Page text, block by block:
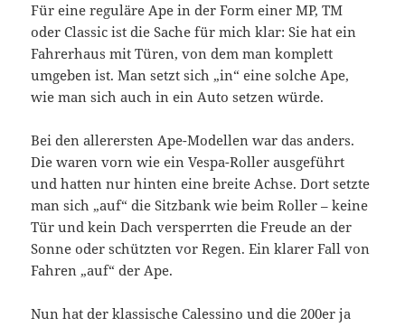
Für eine reguläre Ape in der Form einer MP, TM
oder Classic ist die Sache für mich klar: Sie hat ein
Fahrerhaus mit Türen, von dem man komplett
umgeben ist. Man setzt sich „in“ eine solche Ape,
wie man sich auch in ein Auto setzen würde.
Bei den allerersten Ape-Modellen war das anders.
Die waren vorn wie ein Vespa-Roller ausgeführt
und hatten nur hinten eine breite Achse. Dort setzte
man sich „auf“ die Sitzbank wie beim Roller – keine
Tür und kein Dach versperrten die Freude an der
Sonne oder schützten vor Regen. Ein klarer Fall von
Fahren „auf“ der Ape.
Nun hat der klassische Calessino und die 200er ja